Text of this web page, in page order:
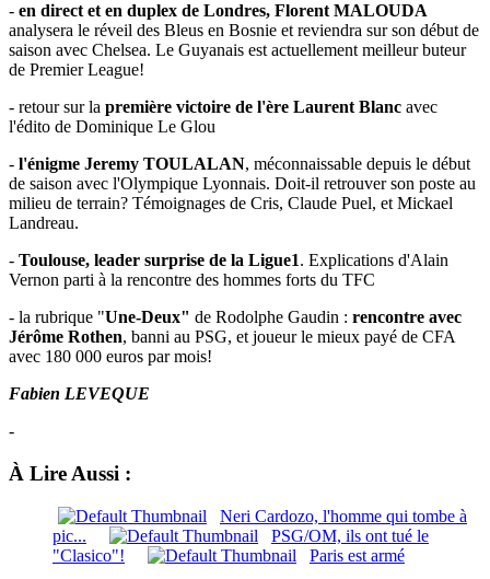
- en direct et en duplex de Londres, Florent MALOUDA
analysera le réveil des Bleus en Bosnie et reviendra sur son début de
saison avec Chelsea. Le Guyanais est actuellement meilleur buteur
de Premier League!
- retour sur la première victoire de l'ère Laurent Blanc avec
l'édito de Dominique Le Glou
- l'énigme Jeremy TOULALAN, méconnaissable depuis le début
de saison avec l'Olympique Lyonnais. Doit-il retrouver son poste au
milieu de terrain? Témoignages de Cris, Claude Puel, et Mickael
Landreau.
- Toulouse, leader surprise de la Ligue1. Explications d'Alain
Vernon parti à la rencontre des hommes forts du TFC
- la rubrique "Une-Deux" de Rodolphe Gaudin : rencontre avec
Jérôme Rothen, banni au PSG, et joueur le mieux payé de CFA
avec 180 000 euros par mois!
Fabien LEVEQUE
-
À Lire Aussi :
Neri Cardozo, l'homme qui tombe à
pic...
PSG/OM, ils ont tué le
"Clasico"!
Paris est armé